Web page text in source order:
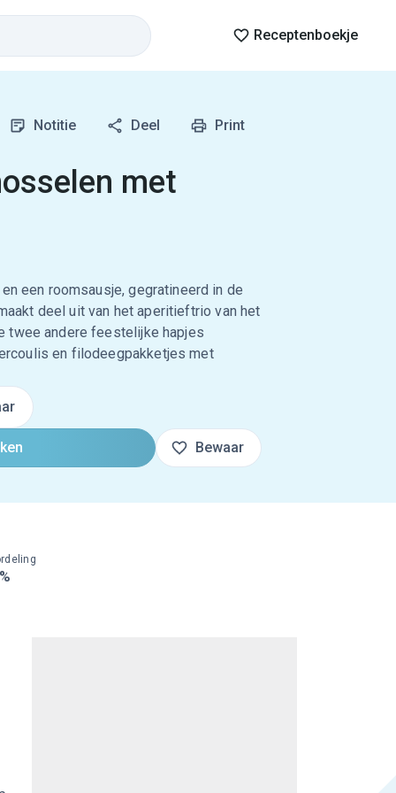
Receptenboekje
Notitie Deel Print
met
een roomsausje, gegratineerd in de
deel uit van het aperitieftrio van het
twee andere feestelijke hapjes
en filodeegpakketjes met
Bewaar